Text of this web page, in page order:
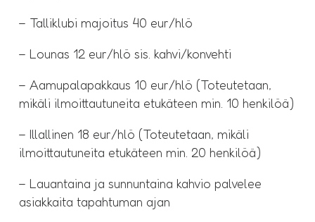
– Talliklubi majoitus 40 eur/hlö
– Lounas 12 eur/hlö sis. kahvi/konvehti
– Aamupalapakkaus 10 eur/hlö (Toteutetaan,
mikäli ilmoittautuneita etukäteen min. 10 henkilöä)
– Illallinen 18 eur/hlö (Toteutetaan, mikäli
ilmoittautuneita etukäteen min. 20 henkilöä)
– Lauantaina ja sunnuntaina kahvio palvelee
asiakkaita tapahtuman ajan